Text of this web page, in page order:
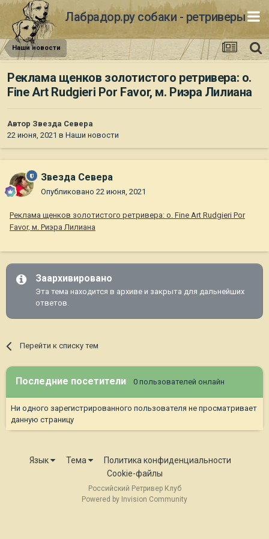
Лабрадор.ру собаки - ретриверы
Наши новости
Реклама щенков золотистого ретривера: о.
Fine Art Rudgieri Por Favor, м. Риэра Лилиана
Автор Звезда Севера
22 июня, 2021 в Наши новости
Звезда Севера
Опубликовано 22 июня, 2021
Реклама щенков золотистого ретривера: о. Fine Art Rudgieri Por
Favor, м. Риэра Лилиана
Заархивировано
Эта тема находится в архиве и закрыта для дальнейших
ответов.
Перейти к списку тем
Последние посетители 0 пользователей онлайн
Ни одного зарегистрированного пользователя не просматривает
данную страницу
Язык Тема
Политика конфиденциальности
Cookie-файлы
Российский Ретривер Клуб
Powered by Invision Community